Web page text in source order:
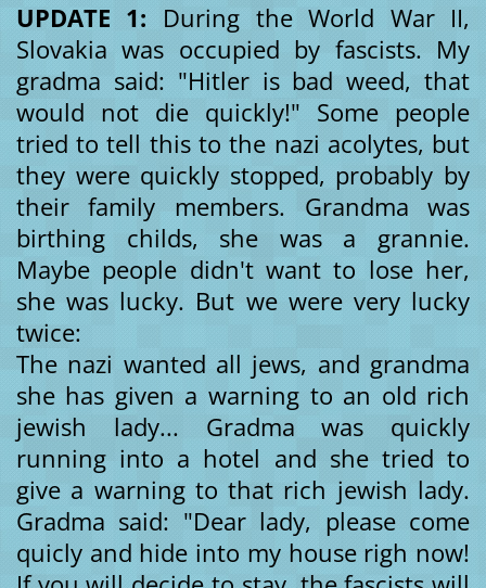
UPDATE 1: During the World War II,
Slovakia was occupied by fascists. My
gradma said: "Hitler is bad weed, that
would not die quickly!" Some people
tried to tell this to the nazi acolytes, but
they were quickly stopped, probably by
their family members. Grandma was
birthing childs, she was a grannie.
Maybe people didn't want to lose her,
she was lucky. But we were very lucky
twice:
The nazi wanted all jews, and grandma
she has given a warning to an old rich
jewish lady... Gradma was quickly
running into a hotel and she tried to
give a warning to that rich jewish lady.
Gradma said: "Dear lady, please come
quicly and hide into my house righ now!